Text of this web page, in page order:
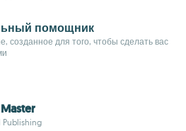
помощник
созданное для того, чтобы сделать вас
Publishing